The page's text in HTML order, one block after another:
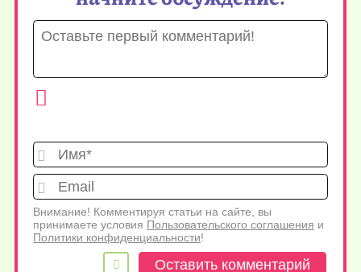
Имя*
Внимание! Комментируя статьи на сайте, вы
принимаете условия Пользовательского соглашения и
Политики конфиденциальности!